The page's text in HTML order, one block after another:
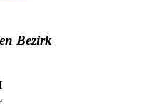
Bezirk